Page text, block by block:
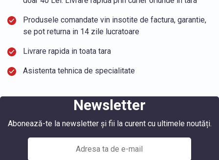
Produsele comandate vin insotite de factura, garantie,
se pot returna in 14 zile lucratoare
Livrare rapida in toata tara
Asistenta tehnica de specialitate
Newsletter
Abonează-te la newsletter și fii la curent cu ultimele noutăți.